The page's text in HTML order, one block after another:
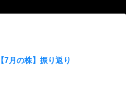
【7月の株】振り返り